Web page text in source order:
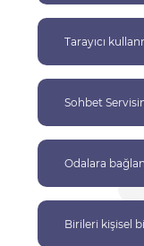
Tarayıcı
Sohbet
Odalara
Birileri kişisel